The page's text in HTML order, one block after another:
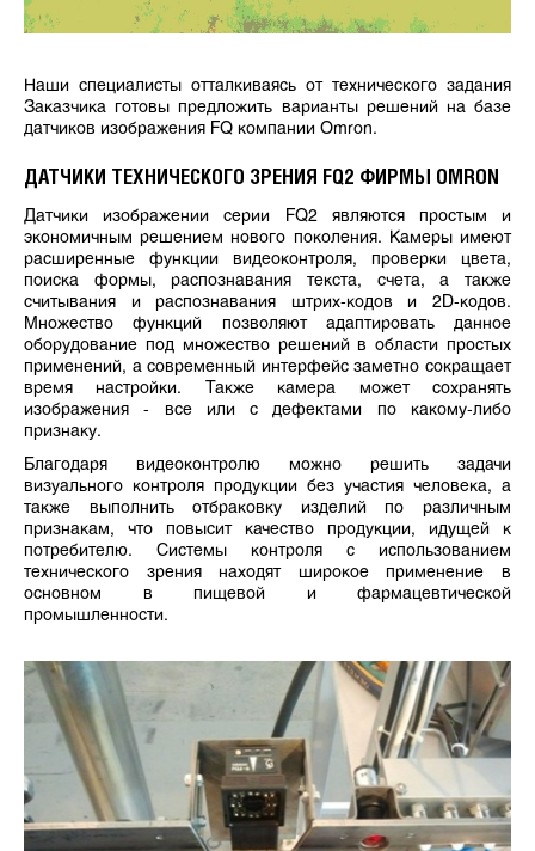
Наши специалисты отталкиваясь от технического задания
Заказчика готовы предложить варианты решений на базе
датчиков изображения FQ компании Omron.
ДАТЧИКИ ТЕХНИЧЕСКОГО ЗРЕНИЯ FQ2 ФИРМЫ OMRON
Датчики изображении серии FQ2 являются простым и
экономичным решением нового поколения. Камеры имеют
расширенные функции видеоконтроля, проверки цвета,
поиска формы, распознавания текста, счета, а также
считывания и распознавания штрих-кодов и 2D-кодов.
Множество функций позволяют адаптировать данное
оборудование под множество решений в области простых
применений, а современный интерфейс заметно сокращает
время настройки. Также камера может сохранять
изображения - все или с дефектами по какому-либо
признаку.
Благодаря видеоконтролю можно решить задачи
визуального контроля продукции без участия человека, а
также выполнить отбраковку изделий по различным
признакам, что повысит качество продукции, идущей к
потребителю. Системы контроля с использованием
технического зрения находят широкое применение в
основном в пищевой и фармацевтической
промышленности.